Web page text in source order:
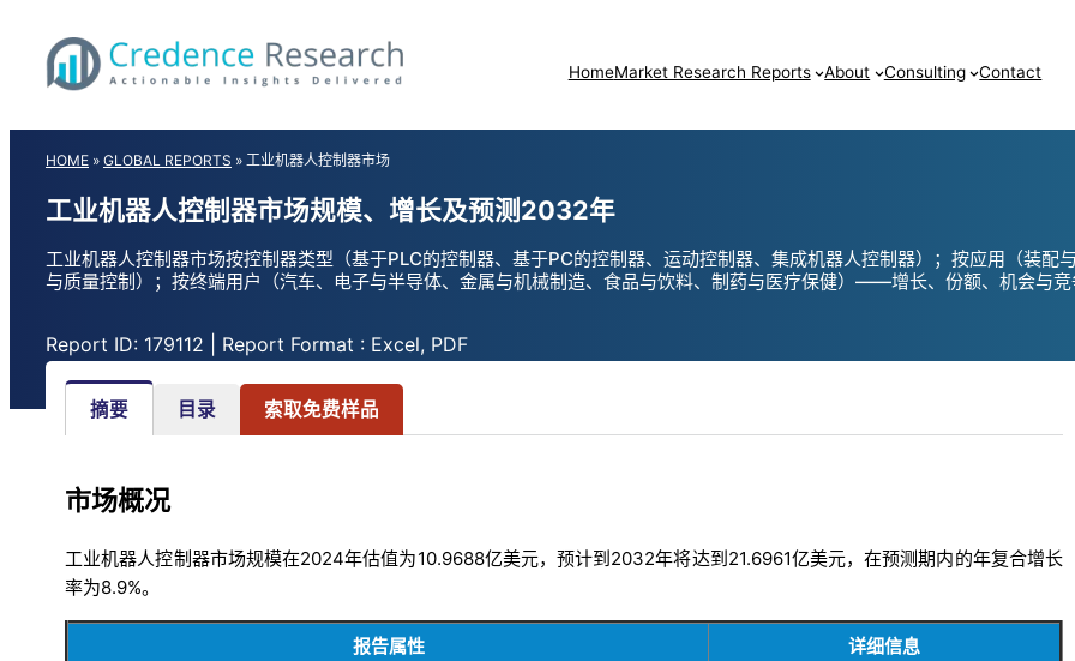
content
HomeMarket Research Reports About Consulting Contact
HOME » GLOBAL REPORTS » 工业机器人控制器市场
工业机器人控制器市场规模、增长及预测2032年
工业机器人控制器市场按控制器类型（基于PLC的控制器、基于PC的控制器、运动控制器、集成机器人控制器）；按应用（装配
与质量控制）；按终端用户（汽车、电子与半导体、金属与机械制造、食品与饮料、制药与医疗保健）——增长、份额、机会与
Report ID: 179112 | Report Format : Excel, PDF
摘要 目录 索取免费样品
市场概况
工业机器人控制器市场规模在2024年估值为10.9688亿美元，预计到2032年将达到21.6961亿美元，在预测期内的年复合增长
率为8.9%。
报告属性
详细信息